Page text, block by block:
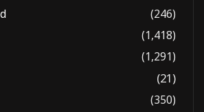
(246)
(1,418)
(1,291)
(21)
(350)